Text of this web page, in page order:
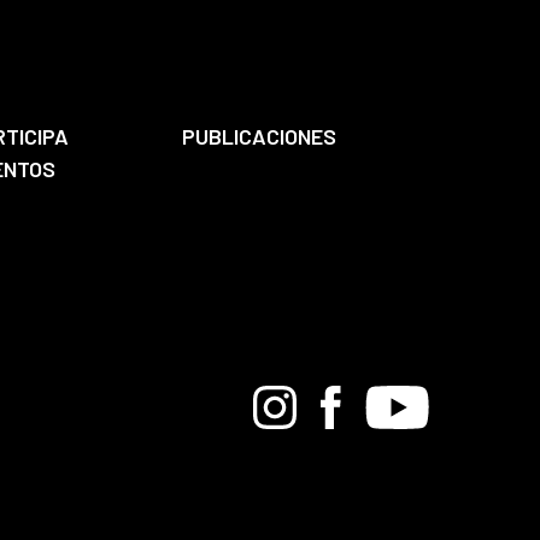
PUBLICACIONES
BandcampInstagramFacebook
Youtube